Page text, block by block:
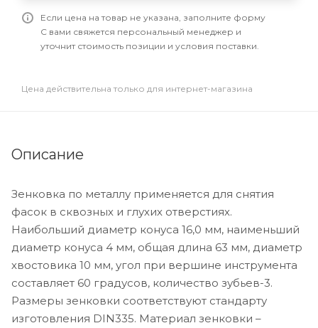
Если цена на товар не указана, заполните форму
С вами свяжется персональный менеджер и
уточнит стоимость позиции и условия поставки.
Цена действительна только для интернет-магазина
Описание
Зенковка по металлу применяется для снятия
фасок в сквозных и глухих отверстиях.
Наибольший диаметр конуса 16,0 мм, наименьший
диаметр конуса 4 мм, общая длина 63 мм, диаметр
хвостовика 10 мм, угол при вершине инструмента
составляет 60 градусов, количество зубьев-3.
Размеры зенковки соответствуют стандарту
изготовления DIN335. Материал зенковки –